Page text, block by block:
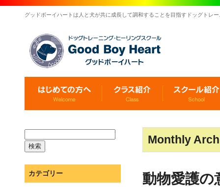
グッドボーイハートは人と犬が共に成長して調和することを目指すドッグトレ
カテゴリー
Monthly
動物愛護の